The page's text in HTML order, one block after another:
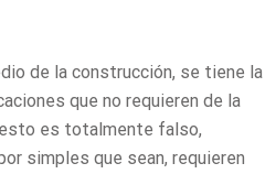
de la construcción, se tiene la
que no requieren de la
es totalmente falso,
simples que sean, requieren